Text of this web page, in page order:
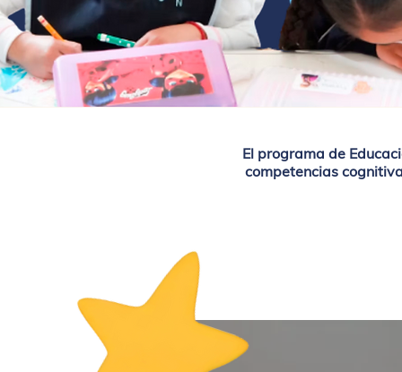
El programa de
competencias